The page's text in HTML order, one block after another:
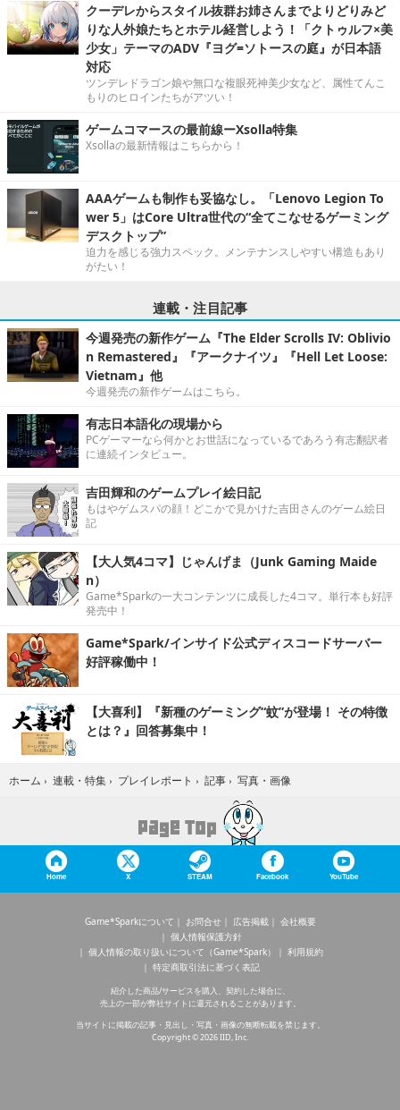
クーデレからスタイル抜群お姉さんまでよりどりみど
りな人外娘たちとホテル経営しよう！「クトゥルフ×美
少女」テーマのADV『ヨグ=ソトースの庭』が日本語
対応
ツンデレドラゴン娘や無口な複眼死神美少女など、属性てんこ
もりのヒロインたちがアツい！
ゲームコマースの最前線ーXsolla特集
Xsollaの最新情報はこちらから！
AAAゲームも制作も妥協なし。「Lenovo Legion To
wer 5」はCore Ultra世代の“全てこなせるゲーミング
デスクトップ”
迫力を感じる強力スペック。メンテナンスしやすい構造もあり
がたい！
連載・注目記事
今週発売の新作ゲーム『The Elder Scrolls IV: Oblivio
n Remastered』『アークナイツ』『Hell Let Loose:
Vietnam』他
今週発売の新作ゲームはこちら。
有志日本語化の現場から
PCゲーマーなら何かとお世話になっているであろう有志翻訳者
に連続インタビュー。
吉田輝和のゲームプレイ絵日記
もはやゲムスパの顔！どこかで見かけた吉田さんのゲーム絵日
記
【大人気4コマ】じゃんげま（Junk Gaming Maide
n）
Game*Sparkの一大コンテンツに成長した4コマ。単行本も好評
発売中！
Game*Spark/インサイド公式ディスコードサーバー
好評稼働中！
【大喜利】『新種のゲーミング“蚊”が登場！ その特徴
とは？』回答募集中！
ホーム › 連載・特集 › プレイレポート › 記事 › 写真・画像
Home X STEAM Facebook YouTube
Game*Sparkについて お問合せ 広告掲載
会社概要
個人情報保護方針
個人情報の取り扱いについて（Game*Spark）
利用規約
特定商取引法に基づく表記
紹介した商品/サービスを購入、契約した場合に、
売上の一部が弊社サイトに還元されることがあります。
当サイトに掲載の記事・見出し・写真・画像の無断転載を禁じます。
Copyright © 2026 IID, Inc.